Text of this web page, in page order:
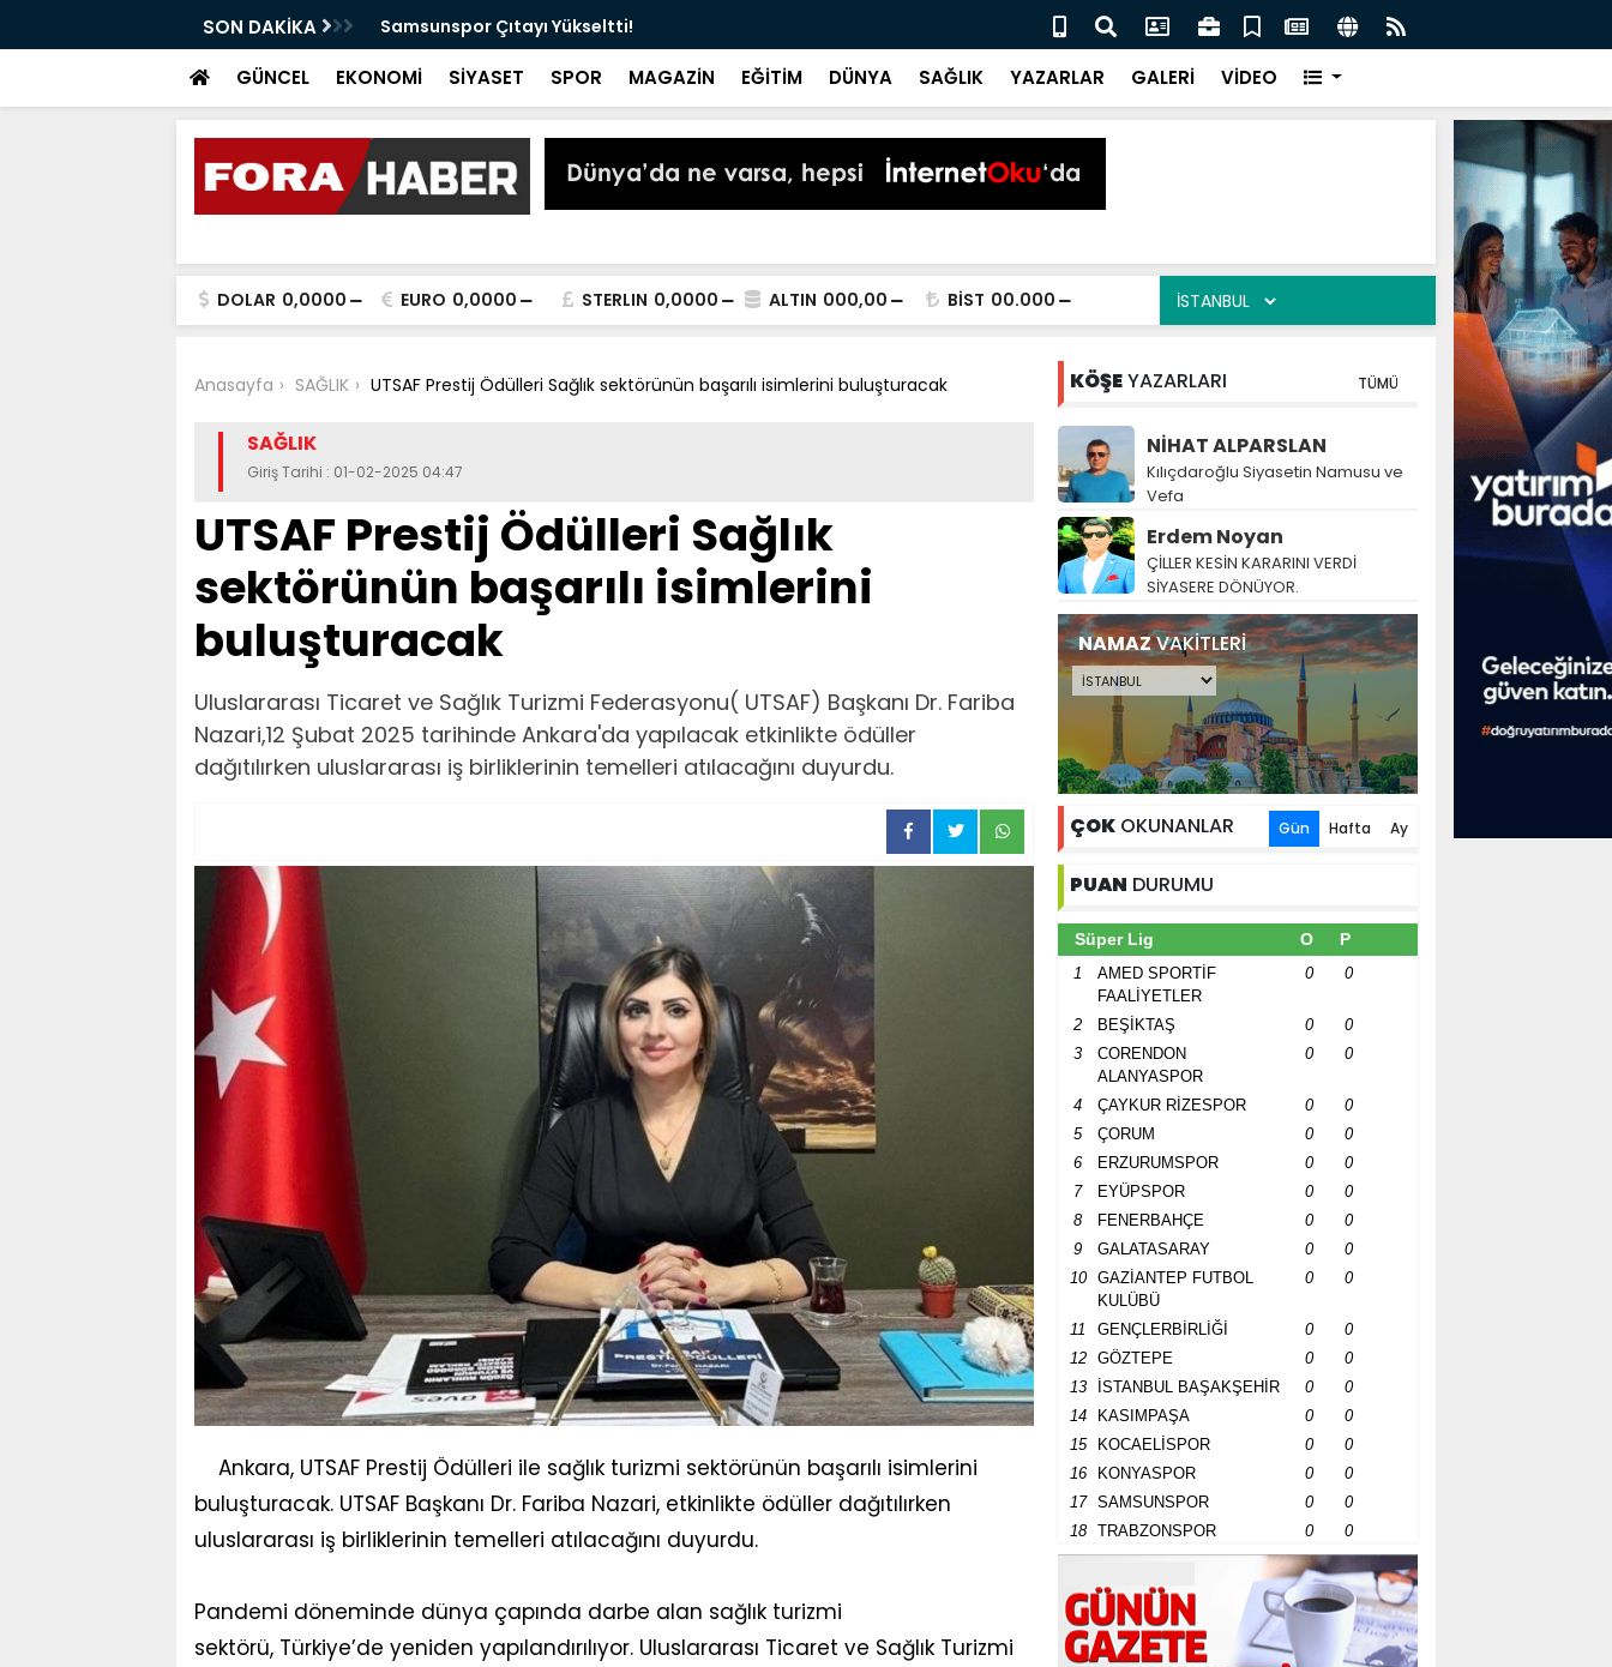
SON DAKİKA
Bir Tekkeköy İçin Çalışıyoruz" Samsunspor Çıtayı Yükseltti! Başkan Kurnaz: İlkadım’da Gönüllere Dokunuyoruz
GÜNCEL EKONOMİ SİYASET SPOR MAGAZİN EĞİTİM DÜNYA SAĞLIK YAZARLAR GALERİ VİDEO
DOLAR 0,0000 EURO 0,0000 STERLIN 0,0000 ALTIN 000,00 BİST 00.000
Anasayfa SAĞLIK UTSAF Prestij Ödülleri Sağlık sektörünün başarılı isimlerini buluşturacak
SAĞLIK
Giriş Tarihi : 01-02-2025 04:47
UTSAF Prestij Ödülleri Sağlık
sektörünün başarılı isimlerini
buluşturacak
Uluslararası Ticaret ve Sağlık Turizmi Federasyonu( UTSAF) Başkanı Dr. Fariba
Nazari,12 Şubat 2025 tarihinde Ankara'da yapılacak etkinlikte ödüller
dağıtılırken uluslararası iş birliklerinin temelleri atılacağını duyurdu.
Ankara, UTSAF Prestij Ödülleri ile sağlık turizmi sektörünün başarılı isimlerini
buluşturacak. UTSAF Başkanı Dr. Fariba Nazari, etkinlikte ödüller dağıtılırken
uluslararası iş birliklerinin temelleri atılacağını duyurdu.
Pandemi döneminde dünya çapında darbe alan sağlık turizmi
sektörü, Türkiye’de yeniden yapılandırılıyor. Uluslararası Ticaret ve Sağlık Turizmi
KÖŞEYAZARLARI TÜMÜ
NİHAT ALPARSLAN
Kılıçdaroğlu Siyasetin Namusu ve
Vefa
Erdem Noyan
ÇİLLER KESİN KARARINI VERDİ
SİYASERE DÖNÜYOR.
NAMAZVAKİTLERİ
ÇOK OKUNANLAR Gün Hafta Ay
PUAN DURUMU
Süper Lig O P
1
AMED SPORTİF
FAALİYETLER
0 0
2 BEŞİKTAŞ 0
0
3
CORENDON
ALANYASPOR
0 0
4 ÇAYKUR RİZESPOR 0
0
5
ÇORUM 0
0
6
ERZURUMSPOR 0
0
7
EYÜPSPOR 0
0
8
FENERBAHÇE 0
0
9
GALATASARAY 0
0
10
GAZİANTEP FUTBOL
KULÜBÜ
0 0
11 GENÇLERBİRLİĞİ 0
0
12
GÖZTEPE 0
0
13
İSTANBUL BAŞAKŞEHİR 0
0
14
KASIMPAŞA 0
0
15
KOCAELİSPOR 0
0
16
KONYASPOR 0
0
17
SAMSUNSPOR 0
0
18
TRABZONSPOR 0 0